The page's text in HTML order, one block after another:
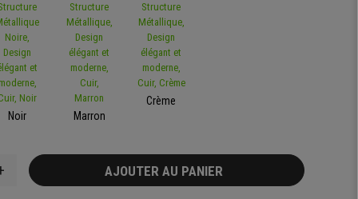
Noir
Marron
Crème
AJOUTER AU PANIER